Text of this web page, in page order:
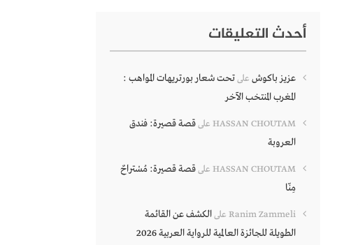
أحدث التعليقات
عزيز باكوش علىتحت شعار بورتريهات المواهب :
المغرب المنتخب الآخر
HASSAN CHOUTAM علىقصة قصيرة: فندق
العروبة
HASSAN CHOUTAM علىقصة قصيرة: مُسْتراحٌ
مِنّا
Ranim Zammeli علىالكشف عن القائمة
الطويلة للجائزة العالمية للرواية العربية 2026